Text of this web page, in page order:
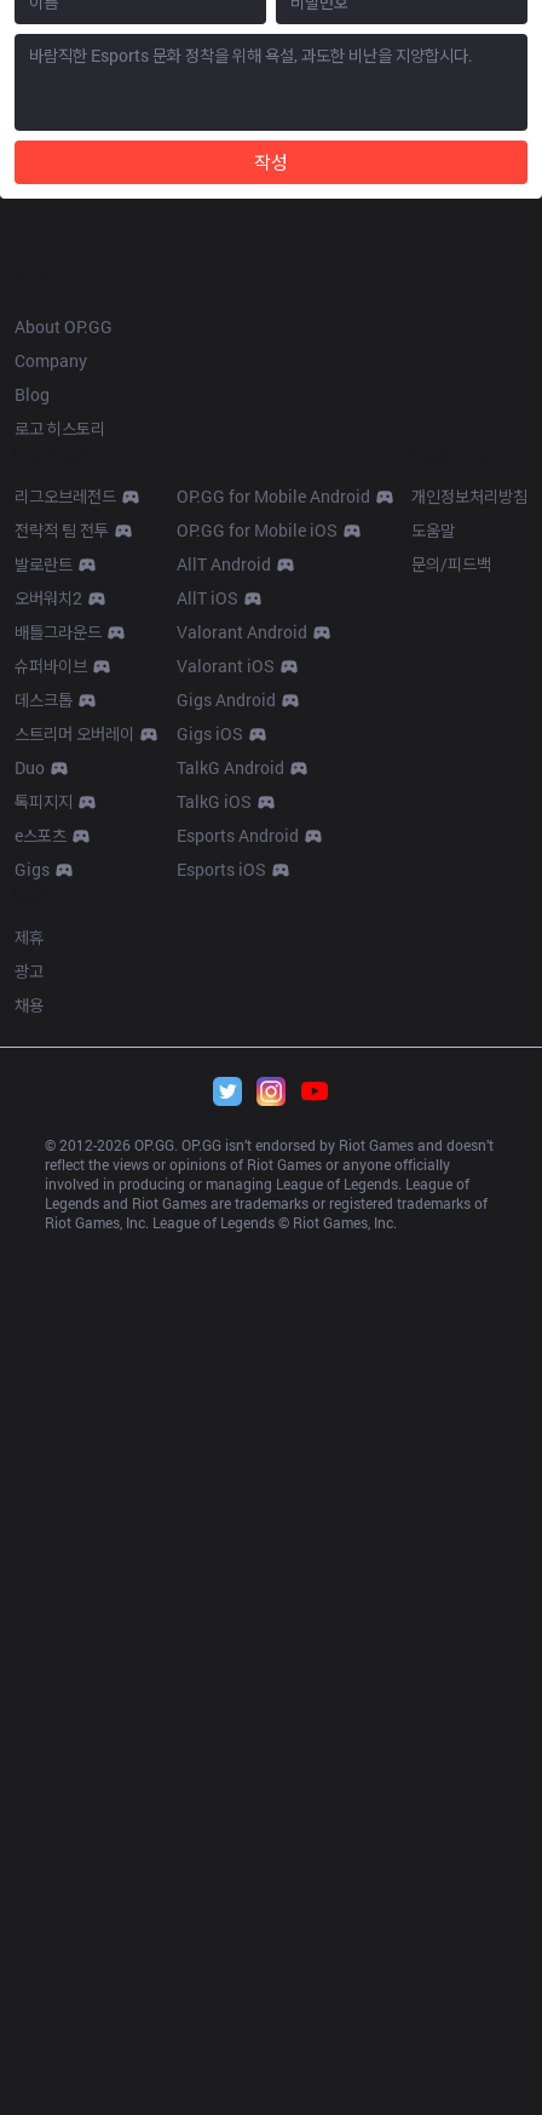
작성
About OP.GG
Company
Blog
로고 히스토리
리그오브레전드
전략적 팀 전투
발로란트
오버워치2
배틀그라운드
슈퍼바이브
데스크톱
스트리머 오버레이
Duo
톡피지지
e스포츠
Gigs
OP.GG for Mobile Android
OP.GG for Mobile iOS
AllT Android
AllT iOS
Valorant Android
Valorant iOS
Gigs Android
Gigs iOS
TalkG Android
TalkG iOS
Esports Android
Esports iOS
개인정보처리방침
도움말
문의/피드백
제휴
광고
채용
© 2012-2026 OP.GG. OP.GG isn’t endorsed by Riot Games and doesn’t
reflect the views or opinions of Riot Games or anyone officially
involved in producing or managing League of Legends. League of
Legends and Riot Games are trademarks or registered trademarks of
Riot Games, Inc. League of Legends © Riot Games, Inc.